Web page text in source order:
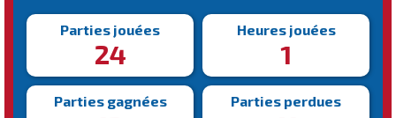
Parties jouées
24
Heures jouées
1
Parties gagnées Parties perdues